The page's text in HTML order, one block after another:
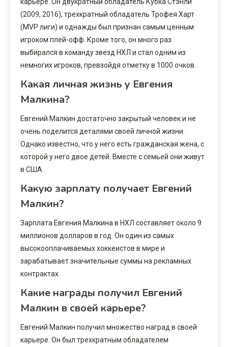
(2009, 2016), трехкратный обладатель Трофея Харт
(MVP лиги) и однажды был признан самым ценным
игроком плей-офф. Кроме того, он много раз
выбирался в команду звезд НХЛ и стал одним из
немногих игроков, превзойдя отметку в 1000 очков.
Какая личная жизнь у Евгения
Малкина?
Евгений Малкин достаточно закрытый человек и не
очень поделится деталями своей личной жизни.
Однако известно, что у него есть гражданская жена, с
которой у него двое детей. Вместе с семьей они живут
в США.
Какую зарплату получает Евгений
Малкин?
Зарплата Евгения Малкина в НХЛ составляет около 9
миллионов долларов в год. Он один из самых
высокооплачиваемых хоккеистов в мире и
зарабатывает значительные суммы на рекламных
контрактах.
Какие награды получил Евгений
Малкин в своей карьере?
Евгений Малкин получил множество наград в своей
карьере. Он был трехкратным обладателем